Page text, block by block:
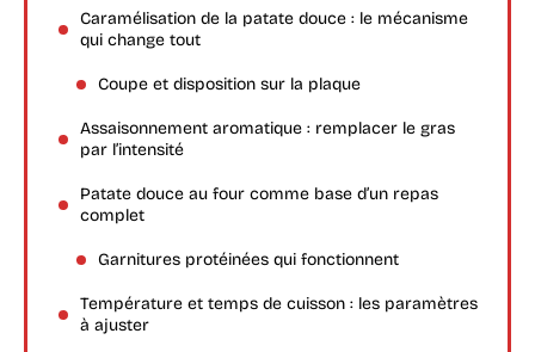
Caramélisation de la patate douce : le mécanisme
qui change tout
Coupe et disposition sur la plaque
Assaisonnement aromatique : remplacer le gras
par l’intensité
Patate douce au four comme base d’un repas
complet
Garnitures protéinées qui fonctionnent
Température et temps de cuisson : les paramètres
à ajuster